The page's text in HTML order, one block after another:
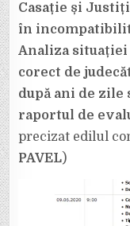
Casație și
în
Analiza
corect de
după ani de
raportul de
precizat edilul
PAVEL)